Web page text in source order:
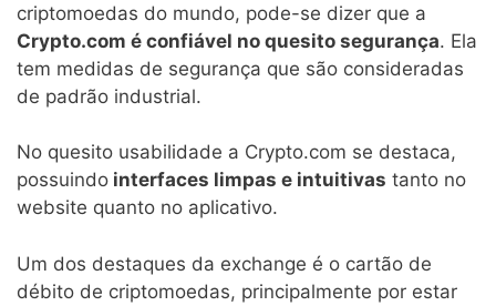
criptomoedas do mundo, pode-se dizer que a
Crypto.com é confiável no quesito segurança. Ela
tem medidas de segurança que são consideradas
de padrão industrial.
No quesito usabilidade a Crypto.com se destaca,
possuindo interfaces limpas e intuitivas tanto no
website quanto no aplicativo.
Um dos destaques da exchange é o cartão de
débito de criptomoedas, principalmente por estar